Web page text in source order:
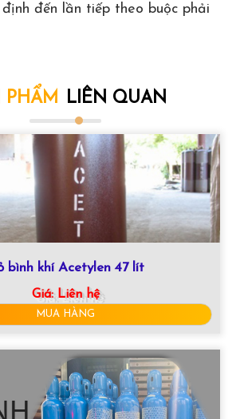
định đến lần tiếp theo buộc phải
PHẨM LIÊN QUAN
bình khí Acetylen 47 lít
Giá:Liên hệ
MUA HÀNG